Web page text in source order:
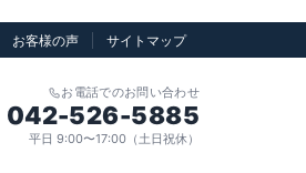
お客様の声 サイトマップ
お電話でのお問い合わせ
042-526-5885
平日 9:00〜17:00（土日祝休）